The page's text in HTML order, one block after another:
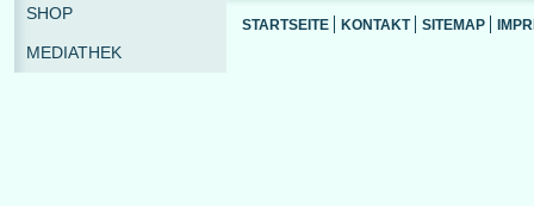
STARTSEITE KONTAKT SITEMAP
SHOP
MEDIATHEK